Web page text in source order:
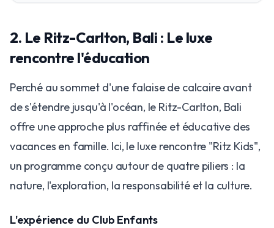
​2. Le Ritz-Carlton, Bali : Le luxe
rencontre l'éducation
​Perché au sommet d'une falaise de calcaire avant
de s'étendre jusqu'à l'océan, le Ritz-Carlton, Bali
offre une approche plus raffinée et éducative des
vacances en famille. Ici, le luxe rencontre "Ritz Kids",
un programme conçu autour de quatre piliers : la
nature, l'exploration, la responsabilité et la culture.
L'expérience du Club Enfants